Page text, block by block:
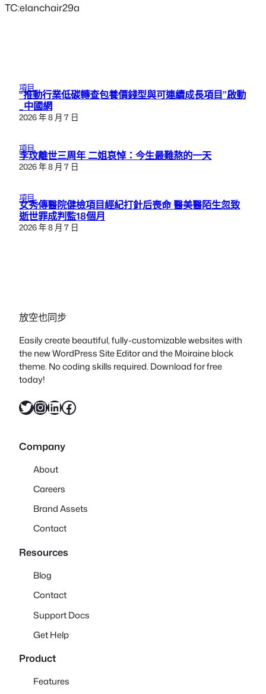
TC:elanchair29a
項目
“推動行業低碳轉查包養價錢型與可連續成長項目”啟動
_中國網
2026 年 8 月 7 日
項目
李玟離世三周年 二姐哀悼：今生最難熬的一天
2026 年 8 月 7 日
項目
女秀傳醫院健檢項目經紀打針后喪命 醫美醫陌生忽致
逝世罪成判監18個月
2026 年 8 月 7 日
放空也同步
Easily create beautiful, fully-customizable websites with
the new WordPress Site Editor and the Moiraine block
theme. No coding skills required. Download for free
today!
X InstagramLinkedIn Facebook
Company
About
Careers
Brand Assets
Contact
Resources
Blog
Contact
Support Docs
Get Help
Product
Features